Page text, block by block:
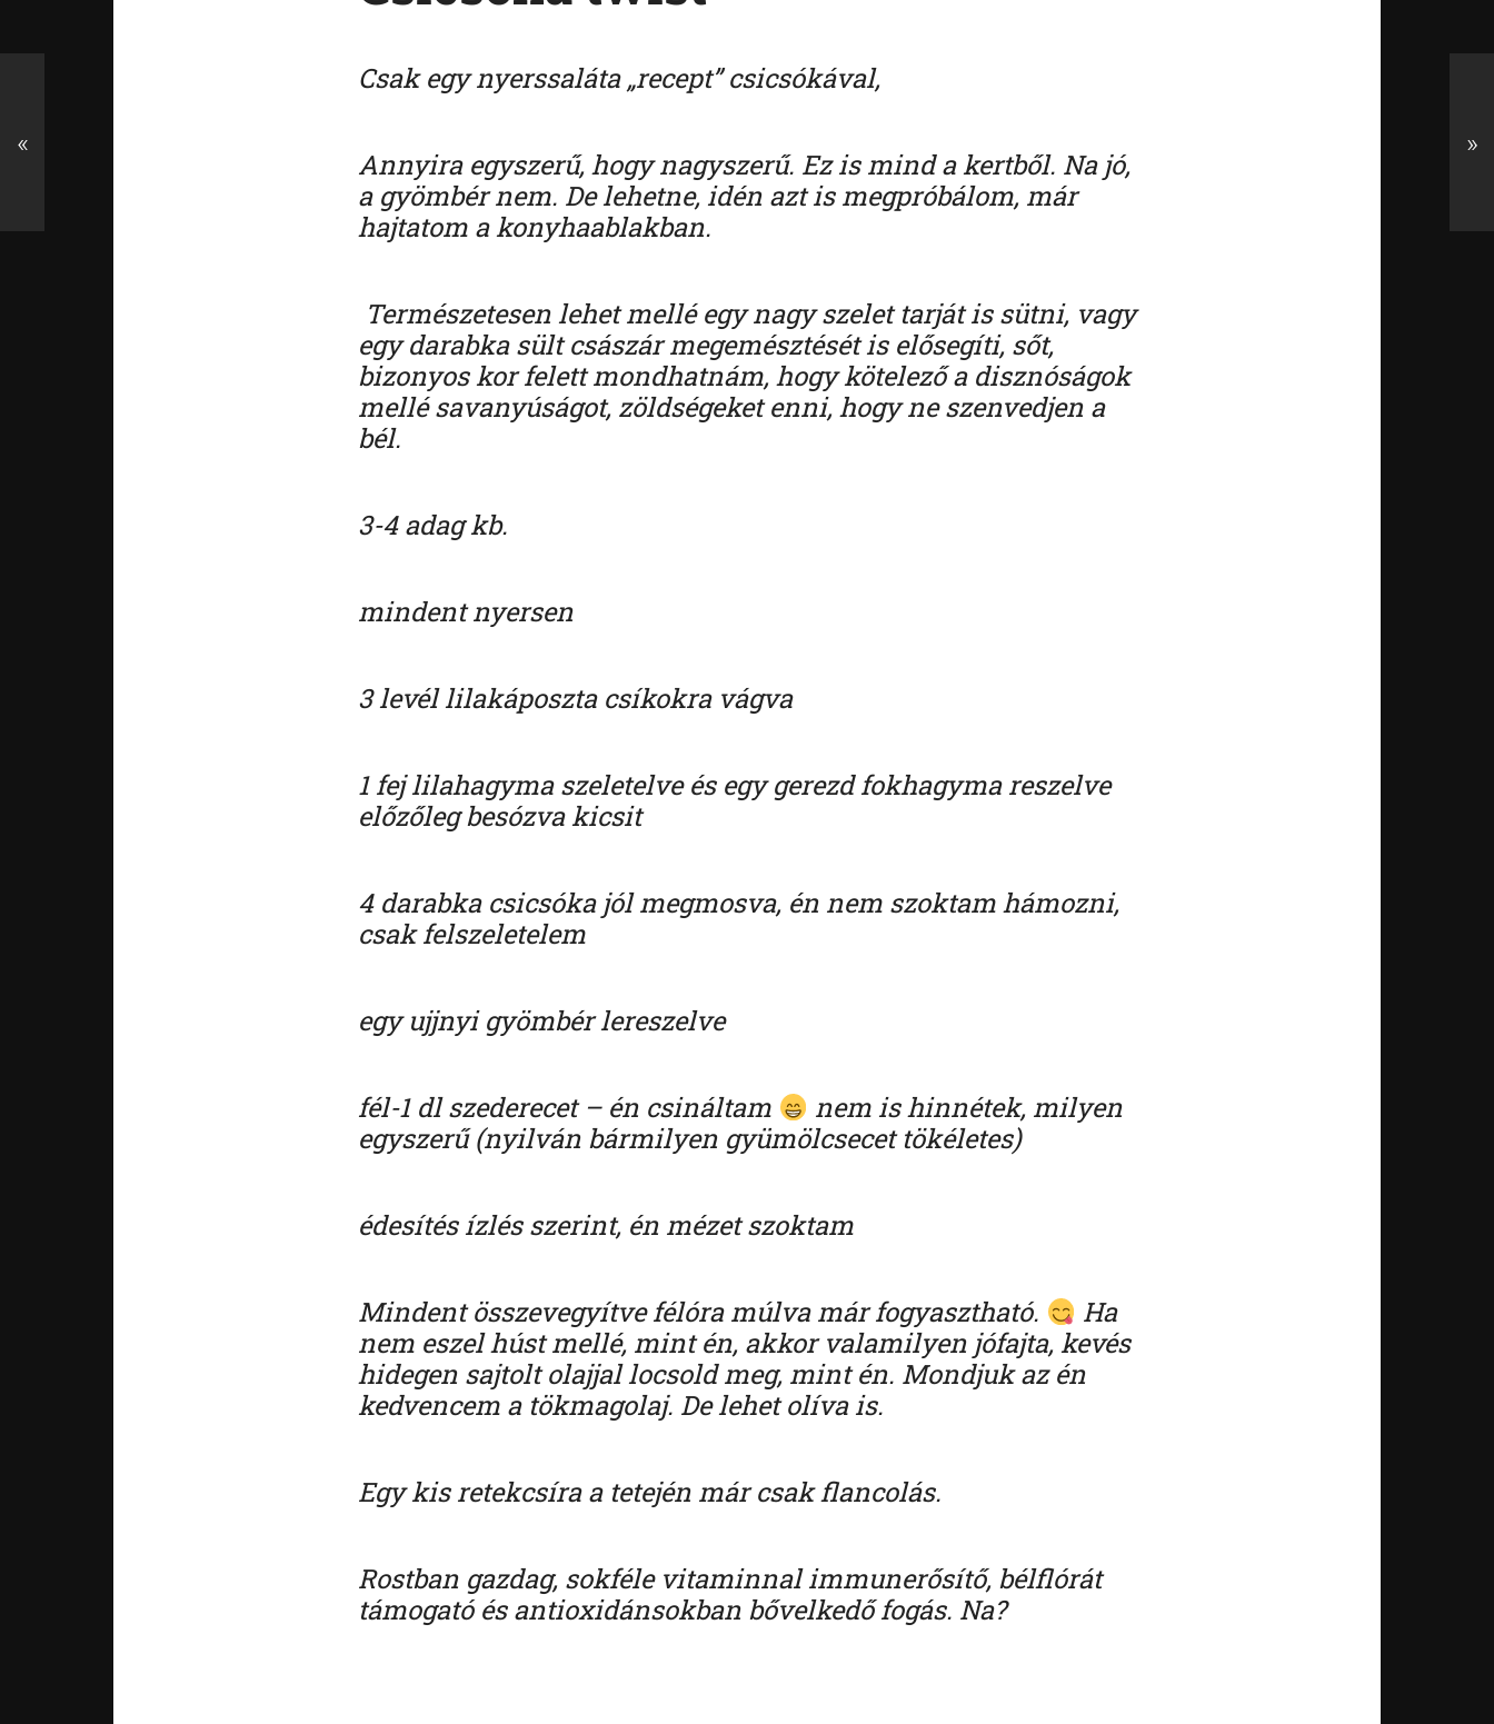
Csak egy nyerssaláta „recept” csicsókával,
Annyira egyszerű, hogy nagyszerű. Ez is mind a kertből. Na jó,
a gyömbér nem. De lehetne, idén azt is megpróbálom, már
hajtatom a konyhaablakban.
Természetesen lehet mellé egy nagy szelet tarját is sütni, vagy
egy darabka sült császár megemésztését is elősegíti, sőt,
bizonyos kor felett mondhatnám, hogy kötelező a disznóságok
mellé savanyúságot, zöldségeket enni, hogy ne szenvedjen a
bél.
3-4 adag kb.
mindent nyersen
3 levél lilakáposzta csíkokra vágva
1 fej lilahagyma szeletelve és egy gerezd fokhagyma reszelve
előzőleg besózva kicsit
4 darabka csicsóka jól megmosva, én nem szoktam hámozni,
csak felszeletelem
egy ujjnyi gyömbér lereszelve
fél-1 dl szederecet – én csináltam
nem is hinnétek, milyen
egyszerű (nyilván bármilyen gyümölcsecet tökéletes)
édesítés ízlés szerint, én mézet szoktam
Mindent összevegyítve félóra múlva már fogyasztható.
Ha
nem eszel húst mellé, mint én, akkor valamilyen jófajta, kevés
hidegen sajtolt olajjal locsold meg, mint én. Mondjuk az én
kedvencem a tökmagolaj. De lehet olíva is.
Egy kis retekcsíra a tetején már csak flancolás.
Rostban gazdag, sokféle vitaminnal immunerősítő, bélflórát
támogató és antioxidánsokban bővelkedő fogás. Na?
« »